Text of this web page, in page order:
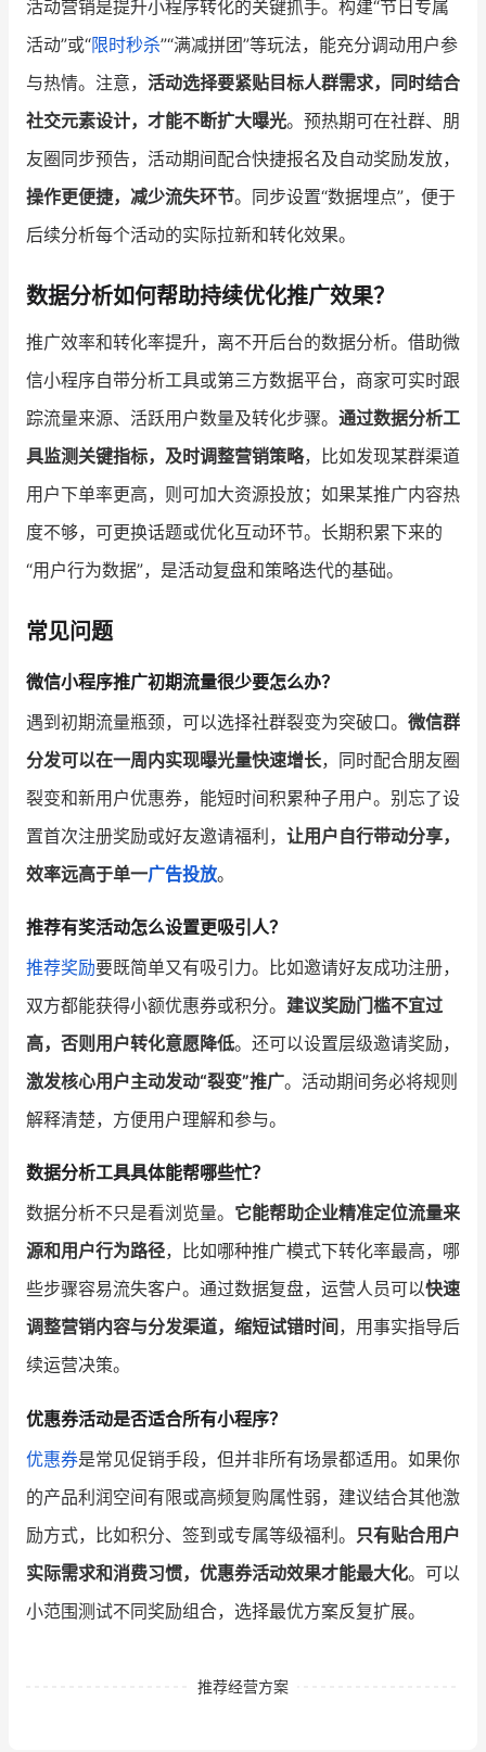
活动营销是提升小程序转化的关键抓手。构建“节日专属
活动”或“限时秒杀”“满减拼团”等玩法，能充分调动用户参
与热情。注意， 活动选择要紧贴目标人群需求，同时结合
社交元素设计，才能不断扩大曝光。预热期可在社群、朋
友圈同步预告，活动期间配合快捷报名及自动奖励发放，
操作更便捷，减少流失环节。同步设置“数据埋点”，便于
后续分析每个活动的实际拉新和转化效果。
数据分析如何帮助持续优化推广效果？
推广效率和转化率提升，离不开后台的数据分析。借助微
信小程序自带分析工具或第三方数据平台，商家可实时跟
踪流量来源、活跃用户数量及转化步骤。 通过数据分析工
具监测关键指标，及时调整营销策略，比如发现某群渠道
用户下单率更高，则可加大资源投放；如果某推广内容热
度不够，可更换话题或优化互动环节。长期积累下来的
“用户行为数据”，是活动复盘和策略迭代的基础。
常见问题
微信小程序推广初期流量很少要怎么办？
遇到初期流量瓶颈，可以选择社群裂变为突破口。 微信群
分发可以在一周内实现曝光量快速增长，同时配合朋友圈
裂变和新用户优惠券，能短时间积累种子用户。别忘了设
置首次注册奖励或好友邀请福利， 让用户自行带动分享，
效率远高于单一广告投放。
推荐有奖活动怎么设置更吸引人？
推荐奖励要既简单又有吸引力。比如邀请好友成功注册，
双方都能获得小额优惠券或积分。 建议奖励门槛不宜过
高，否则用户转化意愿降低。还可以设置层级邀请奖励，
激发核心用户主动发动“裂变”推广。活动期间务必将规则
解释清楚，方便用户理解和参与。
数据分析工具具体能帮哪些忙？
数据分析不只是看浏览量。 它能帮助企业精准定位流量来
源和用户行为路径，比如哪种推广模式下转化率最高，哪
些步骤容易流失客户。通过数据复盘，运营人员可以快速
调整营销内容与分发渠道，缩短试错时间 ，用事实指导后
续运营决策。
优惠券活动是否适合所有小程序？
优惠券是常见促销手段，但并非所有场景都适用。如果你
的产品利润空间有限或高频复购属性弱，建议结合其他激
励方式，比如积分、签到或专属等级福利。 只有贴合用户
实际需求和消费习惯，优惠券活动效果才能最大化。可以
小范围测试不同奖励组合，选择最优方案反复扩展。
推荐经营方案